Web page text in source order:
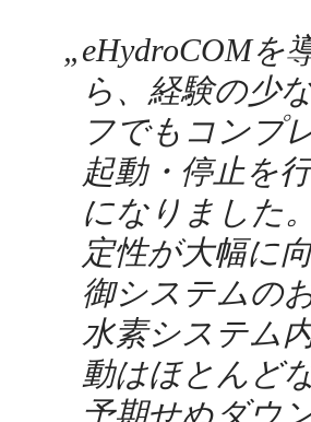
eHydroCOMを
ら、経験の少
フでもコンプ
起動・停止を
になりました
定性が大幅に
御システムの
水素システム
動はほとんど
予期せぬダウ
„